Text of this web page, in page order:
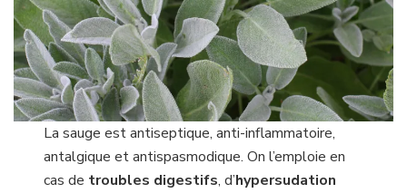
La sauge est antiseptique, anti-inflammatoire,
antalgique et antispasmodique. On l’emploie en
cas de troubles digestifs, d’hypersudation